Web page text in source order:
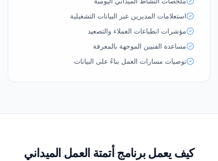
استعلامات المديرين عبر البيانات التشغيلية
مؤشرات انطباعات العملاء والتصعيد
مساعدة الفنيين الموجهة بالمعرفة
توصيات مسارات العمل بناءً على البيانات
كيف يعمل برنامج أتمتة العمل الميداني